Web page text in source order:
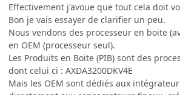
Effectivement j'avoue que tout cela doit
Bon je vais essayer de clarifier un peu.
Nous vendons des processeur en boite
en OEM (processeur seul).
Les Produits en Boite (PIB) sont des
dont celui ci : AXDA3200DKV4E
Mais les OEM sont dédiés aux